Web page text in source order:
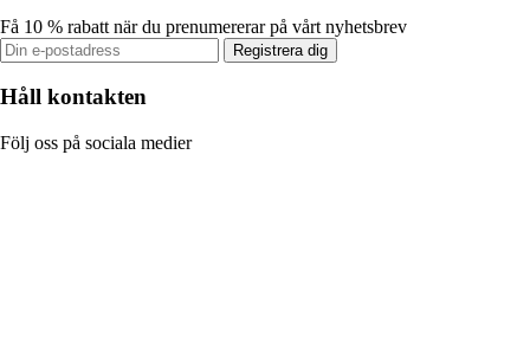
Få 10 % rabatt när du prenumererar på vårt nyhetsbrev
Registrera dig
Håll kontakten
Följ oss på sociala medier